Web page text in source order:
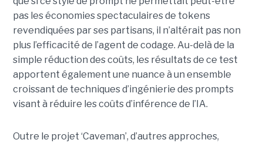
pas les économies spectaculaires de tokens
revendiquées par ses partisans, il n’altérait pas non
plus l’efficacité de l’agent de codage. Au-delà de la
simple réduction des coûts, les résultats de ce test
apportent également une nuance à un ensemble
croissant de techniques d’ingénierie des prompts
visant à réduire les coûts d’inférence de l’IA.
Outre le projet ‘Caveman’, d’autres approches,